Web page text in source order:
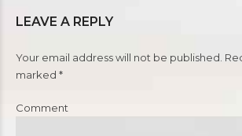
LEAVE A REPLY
Your email address will not be published.
marked *
Comment